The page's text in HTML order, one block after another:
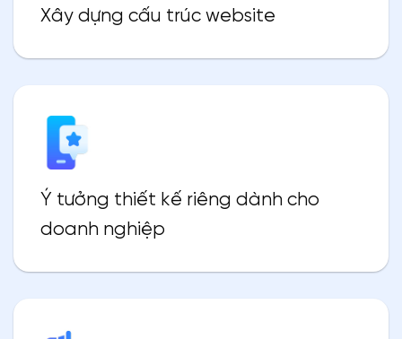
Xây dựng cấu trúc website
Ý tưởng thiết kế riêng dành cho
doanh nghiệp